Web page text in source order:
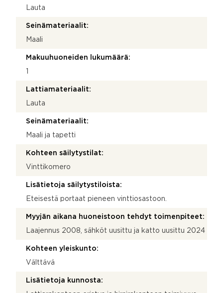
Lauta
Seinämateriaalit:
Maali
Makuuhuoneiden lukumäärä:
Lattiamateriaalit:
Lauta
Seinämateriaalit:
Maali ja tapetti
Kohteen säilytystilat:
Vinttikomero
Lisätietoja säilytystiloista:
Eteisestä portaat pieneen vinttiosastoon.
Myyjän aikana huoneistoon tehdyt toimenpiteet:
Laajennus 2008, sähköt uusittu ja katto uusittu 2024
Kohteen yleiskunto:
Välttävä
Lisätietoja kunnosta: